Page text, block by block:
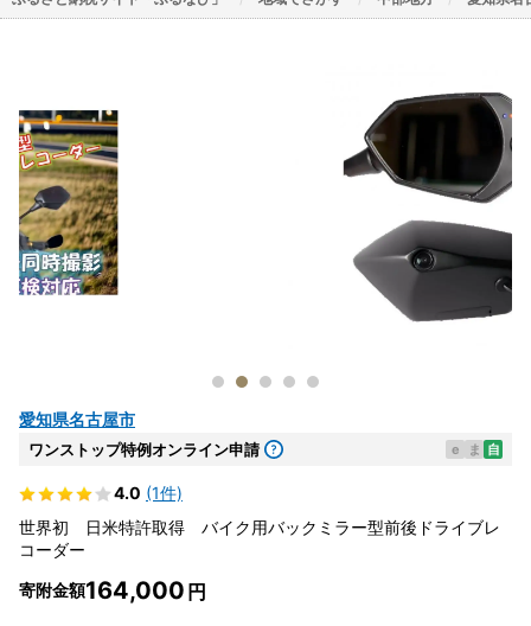
愛知県名古屋市
ワンストップ特例オンライン申請 e ま 自
4.0 (1件)
世界初 日米特許取得 バイク用バックミラー型前後ドライブレ
コーダー
寄附金額164,000